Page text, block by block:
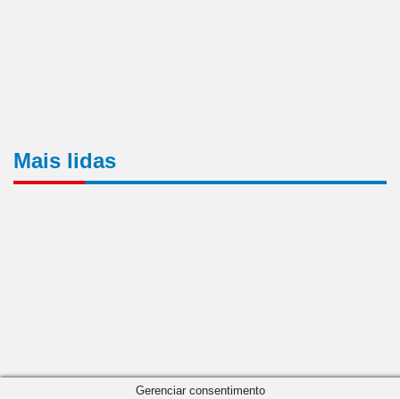
Mais lidas
Gerenciar consentimento